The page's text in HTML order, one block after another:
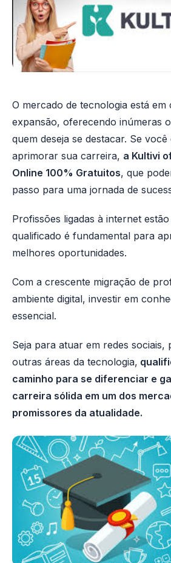
O mercado de tecnologia está em
expansão, oferecendo inúmeras
quem deseja se destacar. Se
aprimorar sua carreira, a Kultivi
Online 100% Gratuitos, que
passo para uma jornada de
Profissões ligadas à internet
qualificado é fundamental para
melhores oportunidades.
Com a crescente migração de
ambiente digital, investir em
essencial.
Seja para atuar em redes sociais,
outras áreas da tecnologia,
caminho para se diferenciar e
carreira sólida em um dos
promissores da atualidade.